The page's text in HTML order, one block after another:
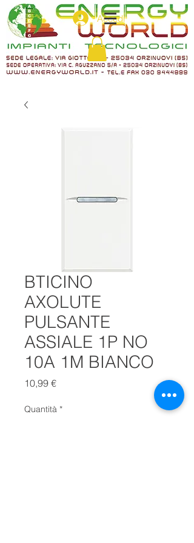
Accedi
BTICINO
AXOLUTE
PULSANTE
ASSIALE 1P NO
10A 1M BIANCO
10,99 €Prezzo
Quantità *